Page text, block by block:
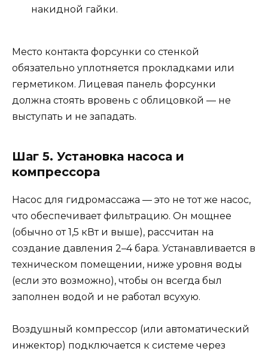
накидной гайки.
Место контакта форсунки со стенкой
обязательно уплотняется прокладками или
герметиком. Лицевая панель форсунки
должна стоять вровень с облицовкой — не
выступать и не западать.
Шаг 5. Установка насоса и
компрессора
Насос для гидромассажа — это не тот же насос,
что обеспечивает фильтрацию. Он мощнее
(обычно от 1,5 кВт и выше), рассчитан на
создание давления 2–4 бара. Устанавливается в
техническом помещении, ниже уровня воды
(если это возможно), чтобы он всегда был
заполнен водой и не работал всухую.
Воздушный компрессор (или автоматический
инжектор) подключается к системе через